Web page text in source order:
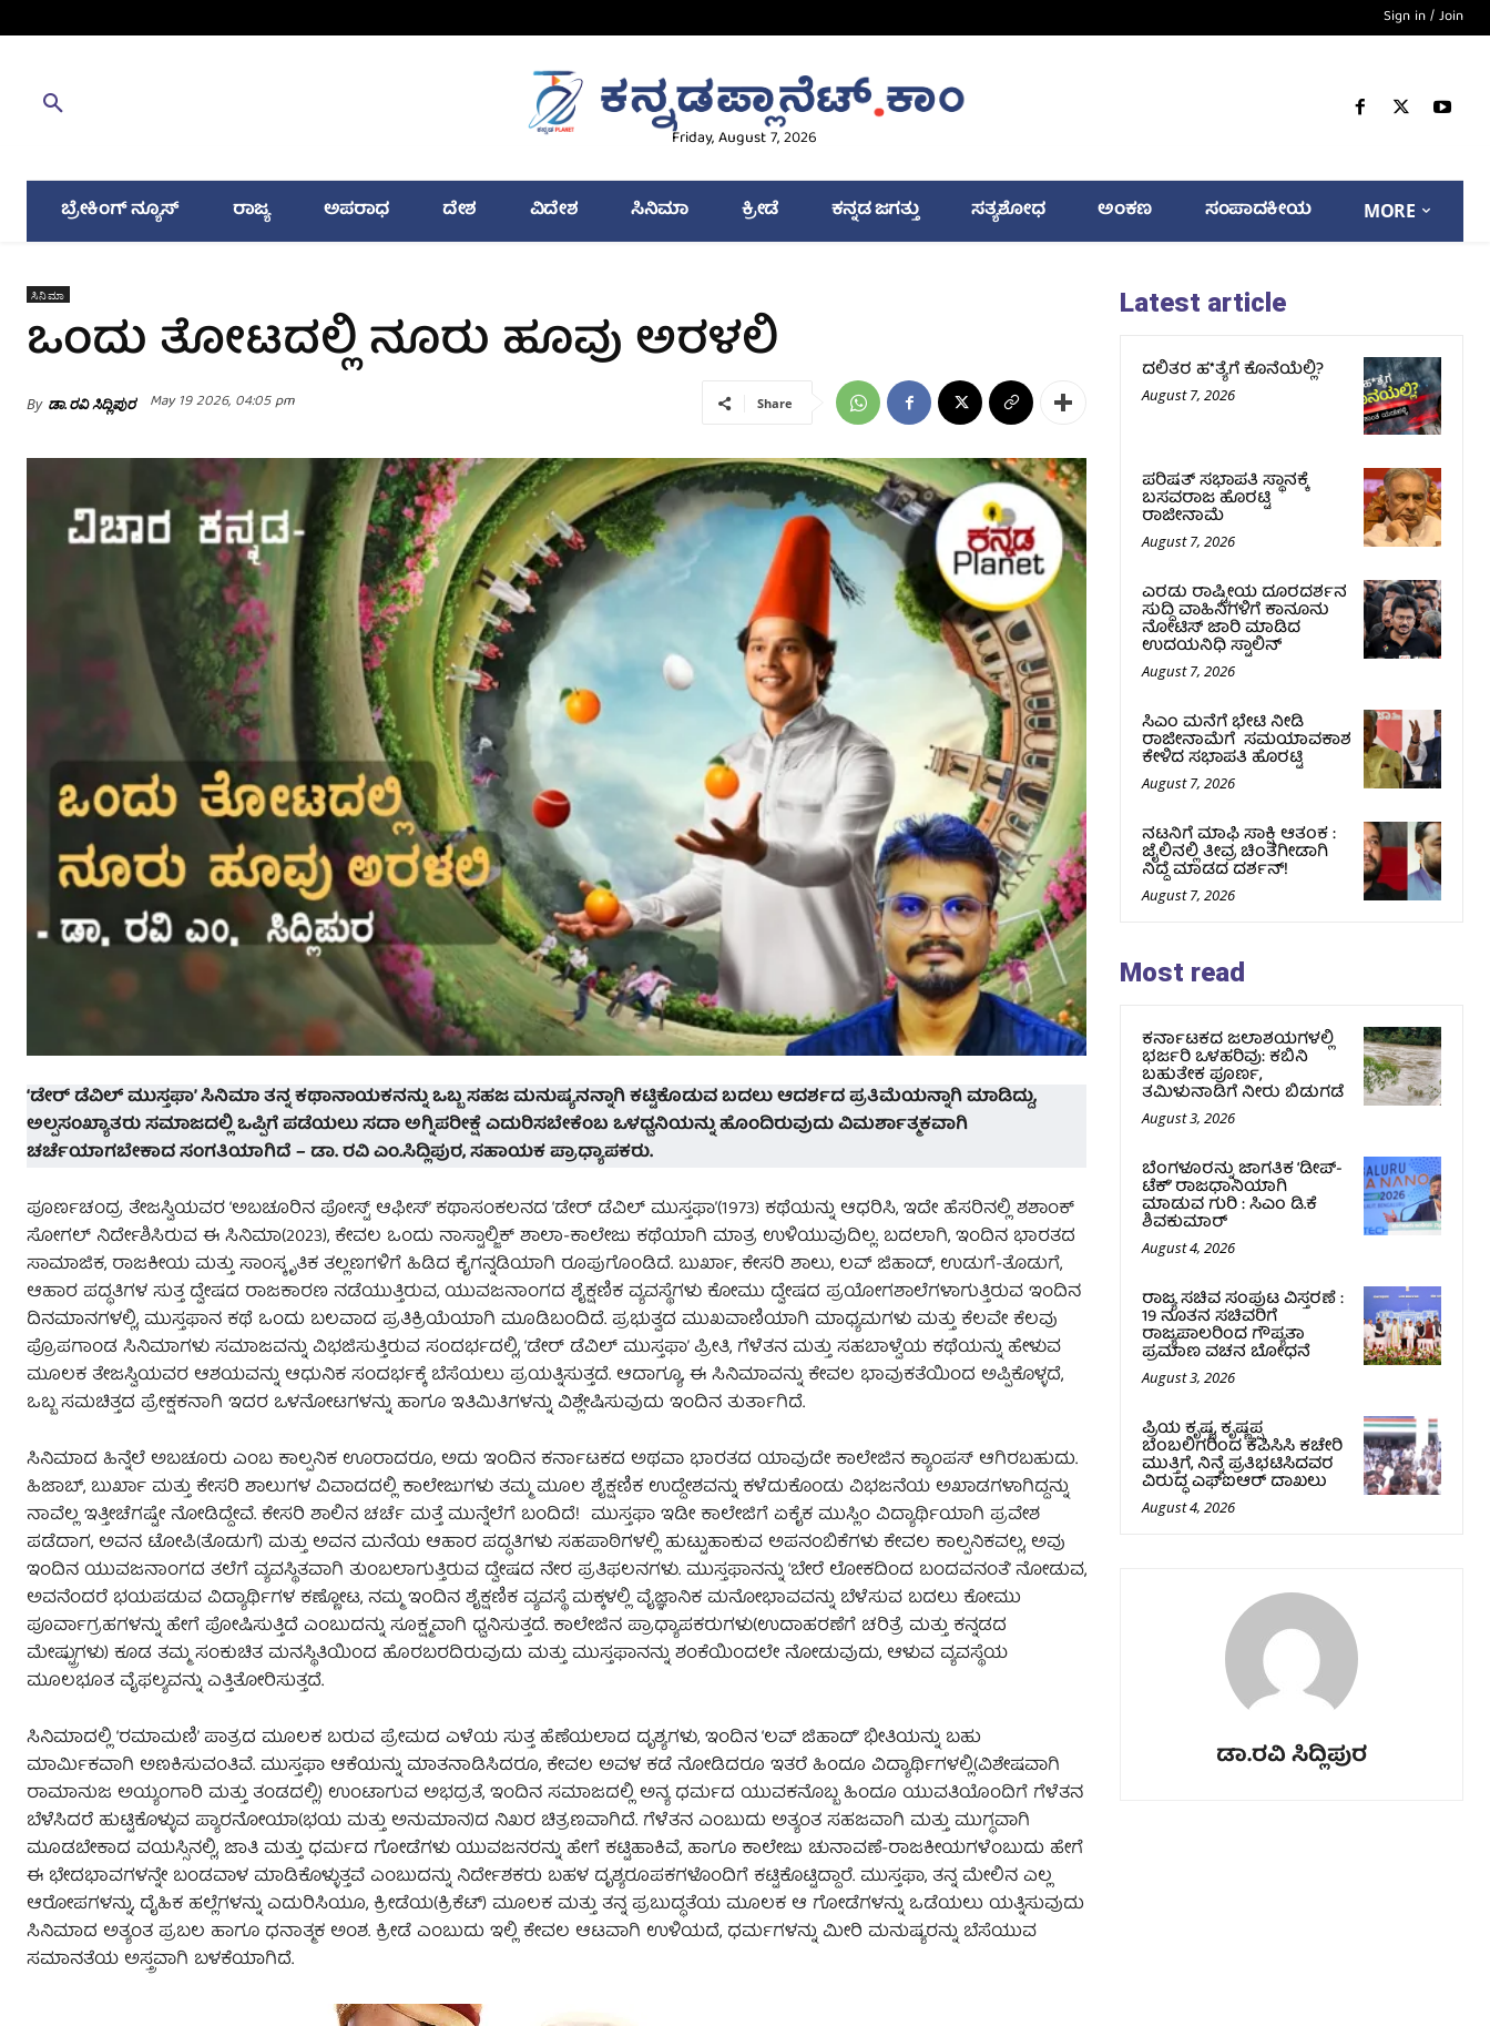
Sign in / Join
Friday, August 7, 2026
ಬ್ರೇಕಿಂಗ್ ನ್ಯೂಸ್ ರಾಜ್ಯ ಅಪರಾಧ ದೇಶ ವಿದೇಶ ಸಿನಿಮಾ ಕ್ರೀಡೆ ಕನ್ನಡ ಜಗತ್ತು ಸತ್ಯಶೋಧ ಅಂಕಣ ಸಂಪಾದಕೀಯ MORE
ಸಿನಿಮಾ
ಒಂದು ತೋಟದಲ್ಲಿ ನೂರು ಹೂವು ಅರಳಲಿ
By ಡಾ.ರವಿ ಸಿದ್ಲಿಪುರ May 19 2026, 04:05 pm Share
‘ಡೇರ್ ಡೆವಿಲ್ ಮುಸ್ತಫಾ’ ಸಿನಿಮಾ ತನ್ನ ಕಥಾನಾಯಕನನ್ನು ಒಬ್ಬ ಸಹಜ ಮನುಷ್ಯನನ್ನಾಗಿ ಕಟ್ಟಿಕೊಡುವ ಬದಲು ಆದರ್ಶದ ಪ್ರತಿಮೆಯನ್ನಾಗಿ ಮಾಡಿದ್ದು,
ಅಲ್ಪಸಂಖ್ಯಾತರು ಸಮಾಜದಲ್ಲಿ ಒಪ್ಪಿಗೆ ಪಡೆಯಲು ಸದಾ ಅಗ್ನಿಪರೀಕ್ಷೆ ಎದುರಿಸಬೇಕೆಂಬ ಒಳಧ್ವನಿಯನ್ನು ಹೊಂದಿರುವುದು ವಿಮರ್ಶಾತ್ಮಕವಾಗಿ
ಚರ್ಚೆಯಾಗಬೇಕಾದ ಸಂಗತಿಯಾಗಿದೆ – ಡಾ. ರವಿ ಎಂ.ಸಿದ್ಲಿಪುರ, ಸಹಾಯಕ ಪ್ರಾಧ್ಯಾಪಕರು.
ಪೂರ್ಣಚಂದ್ರ ತೇಜಸ್ವಿಯವರ ‘ಅಬಚೂರಿನ ಪೋಸ್ಟ್ ಆಫೀಸ್’ ಕಥಾಸಂಕಲನದ ‘ಡೇರ್ ಡೆವಿಲ್ ಮುಸ್ತಫಾ’(1973) ಕಥೆಯನ್ನು ಆಧರಿಸಿ, ಇದೇ ಹೆಸರಿನಲ್ಲಿ ಶಶಾಂಕ್
ಸೋಗಲ್ ನಿರ್ದೇಶಿಸಿರುವ ಈ ಸಿನಿಮಾ(2023), ಕೇವಲ ಒಂದು ನಾಸ್ಟಾಲ್ಜಿಕ್ ಶಾಲಾ-ಕಾಲೇಜು ಕಥೆಯಾಗಿ ಮಾತ್ರ ಉಳಿಯುವುದಿಲ್ಲ. ಬದಲಾಗಿ, ಇಂದಿನ ಭಾರತದ
ಸಾಮಾಜಿಕ, ರಾಜಕೀಯ ಮತ್ತು ಸಾಂಸ್ಕೃತಿಕ ತಲ್ಲಣಗಳಿಗೆ ಹಿಡಿದ ಕೈಗನ್ನಡಿಯಾಗಿ ರೂಪುಗೊಂಡಿದೆ. ಬುರ್ಖಾ, ಕೇಸರಿ ಶಾಲು, ಲವ್ ಜಿಹಾದ್, ಉಡುಗೆ-ತೊಡುಗೆ,
ಆಹಾರ ಪದ್ಧತಿಗಳ ಸುತ್ತ ದ್ವೇಷದ ರಾಜಕಾರಣ ನಡೆಯುತ್ತಿರುವ, ಯುವಜನಾಂಗದ ಶೈಕ್ಷಣಿಕ ವ್ಯವಸ್ಥೆಗಳು ಕೋಮು ದ್ವೇಷದ ಪ್ರಯೋಗಶಾಲೆಗಳಾಗುತ್ತಿರುವ ಇಂದಿನ
ದಿನಮಾನಗಳಲ್ಲಿ, ಮುಸ್ತಫಾನ ಕಥೆ ಒಂದು ಬಲವಾದ ಪ್ರತಿಕ್ರಿಯೆಯಾಗಿ ಮೂಡಿಬಂದಿದೆ. ಪ್ರಭುತ್ವದ ಮುಖವಾಣಿಯಾಗಿ ಮಾಧ್ಯಮಗಳು ಮತ್ತು ಕೆಲವೇ ಕೆಲವು
ಪ್ರೊಪಗಾಂಡ ಸಿನಿಮಾಗಳು ಸಮಾಜವನ್ನು ವಿಭಜಿಸುತ್ತಿರುವ ಸಂದರ್ಭದಲ್ಲಿ, ‘ಡೇರ್ ಡೆವಿಲ್ ಮುಸ್ತಫಾ’ ಪ್ರೀತಿ, ಗೆಳೆತನ ಮತ್ತು ಸಹಬಾಳ್ವೆಯ ಕಥೆಯನ್ನು ಹೇಳುವ
ಮೂಲಕ ತೇಜಸ್ವಿಯವರ ಆಶಯವನ್ನು ಆಧುನಿಕ ಸಂದರ್ಭಕ್ಕೆ ಬೆಸೆಯಲು ಪ್ರಯತ್ನಿಸುತ್ತದೆ. ಆದಾಗ್ಯೂ, ಈ ಸಿನಿಮಾವನ್ನು ಕೇವಲ ಭಾವುಕತೆಯಿಂದ ಅಪ್ಪಿಕೊಳ್ಳದೆ,
ಒಬ್ಬ ಸಮಚಿತ್ತದ ಪ್ರೇಕ್ಷಕನಾಗಿ ಇದರ ಒಳನೋಟಗಳನ್ನು ಹಾಗೂ ಇತಿಮಿತಿಗಳನ್ನು ವಿಶ್ಲೇಷಿಸುವುದು ಇಂದಿನ ತುರ್ತಾಗಿದೆ.
ಸಿನಿಮಾದ ಹಿನ್ನೆಲೆ ಅಬಚೂರು ಎಂಬ ಕಾಲ್ಪನಿಕ ಊರಾದರೂ, ಅದು ಇಂದಿನ ಕರ್ನಾಟಕದ ಅಥವಾ ಭಾರತದ ಯಾವುದೇ ಕಾಲೇಜಿನ ಕ್ಯಾಂಪಸ್ ಆಗಿರಬಹುದು.
ಹಿಜಾಬ್, ಬುರ್ಖಾ ಮತ್ತು ಕೇಸರಿ ಶಾಲುಗಳ ವಿವಾದದಲ್ಲಿ ಕಾಲೇಜುಗಳು ತಮ್ಮ ಮೂಲ ಶೈಕ್ಷಣಿಕ ಉದ್ದೇಶವನ್ನು ಕಳೆದುಕೊಂಡು ವಿಭಜನೆಯ ಅಖಾಡಗಳಾಗಿದ್ದನ್ನು
ನಾವೆಲ್ಲ ಇತ್ತೀಚೆಗಷ್ಟೇ ನೋಡಿದ್ದೇವೆ. ಕೇಸರಿ ಶಾಲಿನ ಚರ್ಚೆ ಮತ್ತೆ ಮುನ್ನೆಲೆಗೆ ಬಂದಿದೆ! ಮುಸ್ತಫಾ ಇಡೀ ಕಾಲೇಜಿಗೆ ಏಕೈಕ ಮುಸ್ಲಿಂ ವಿದ್ಯಾರ್ಥಿಯಾಗಿ ಪ್ರವೇಶ
ಪಡೆದಾಗ, ಅವನ ಟೋಪಿ(ತೊಡುಗೆ) ಮತ್ತು ಅವನ ಮನೆಯ ಆಹಾರ ಪದ್ಧತಿಗಳು ಸಹಪಾಠಿಗಳಲ್ಲಿ ಹುಟ್ಟುಹಾಕುವ ಅಪನಂಬಿಕೆಗಳು ಕೇವಲ ಕಾಲ್ಪನಿಕವಲ್ಲ, ಅವು
ಇಂದಿನ ಯುವಜನಾಂಗದ ತಲೆಗೆ ವ್ಯವಸ್ಥಿತವಾಗಿ ತುಂಬಲಾಗುತ್ತಿರುವ ದ್ವೇಷದ ನೇರ ಪ್ರತಿಫಲನಗಳು. ಮುಸ್ತಫಾನನ್ನು ‘ಬೇರೆ ಲೋಕದಿಂದ ಬಂದವನಂತೆ’ ನೋಡುವ,
ಅವನೆಂದರೆ ಭಯಪಡುವ ವಿದ್ಯಾರ್ಥಿಗಳ ಕಣ್ಣೋಟ, ನಮ್ಮ ಇಂದಿನ ಶೈಕ್ಷಣಿಕ ವ್ಯವಸ್ಥೆ ಮಕ್ಕಳಲ್ಲಿ ವೈಜ್ಞಾನಿಕ ಮನೋಭಾವವನ್ನು ಬೆಳೆಸುವ ಬದಲು ಕೋಮು
ಪೂರ್ವಾಗ್ರಹಗಳನ್ನು ಹೇಗೆ ಪೋಷಿಸುತ್ತಿದೆ ಎಂಬುದನ್ನು ಸೂಕ್ಷ್ಮವಾಗಿ ಧ್ವನಿಸುತ್ತದೆ. ಕಾಲೇಜಿನ ಪ್ರಾಧ್ಯಾಪಕರುಗಳು(ಉದಾಹರಣೆಗೆ ಚರಿತ್ರೆ ಮತ್ತು ಕನ್ನಡದ
ಮೇಷ್ಟ್ರುಗಳು) ಕೂಡ ತಮ್ಮ ಸಂಕುಚಿತ ಮನಸ್ಥಿತಿಯಿಂದ ಹೊರಬರದಿರುವುದು ಮತ್ತು ಮುಸ್ತಫಾನನ್ನು ಶಂಕೆಯಿಂದಲೇ ನೋಡುವುದು, ಆಳುವ ವ್ಯವಸ್ಥೆಯ
ಮೂಲಭೂತ ವೈಫಲ್ಯವನ್ನು ಎತ್ತಿತೋರಿಸುತ್ತದೆ.
ಸಿನಿಮಾದಲ್ಲಿ ‘ರಮಾಮಣಿ’ ಪಾತ್ರದ ಮೂಲಕ ಬರುವ ಪ್ರೇಮದ ಎಳೆಯ ಸುತ್ತ ಹೆಣೆಯಲಾದ ದೃಶ್ಯಗಳು, ಇಂದಿನ ‘ಲವ್ ಜಿಹಾದ್’ ಭೀತಿಯನ್ನು ಬಹು
ಮಾರ್ಮಿಕವಾಗಿ ಅಣಕಿಸುವಂತಿವೆ. ಮುಸ್ತಫಾ ಆಕೆಯನ್ನು ಮಾತನಾಡಿಸಿದರೂ, ಕೇವಲ ಅವಳ ಕಡೆ ನೋಡಿದರೂ ಇತರೆ ಹಿಂದೂ ವಿದ್ಯಾರ್ಥಿಗಳಲ್ಲಿ(ವಿಶೇಷವಾಗಿ
ರಾಮಾನುಜ ಅಯ್ಯಂಗಾರಿ ಮತ್ತು ತಂಡದಲ್ಲಿ) ಉಂಟಾಗುವ ಅಭದ್ರತೆ, ಇಂದಿನ ಸಮಾಜದಲ್ಲಿ ಅನ್ಯ ಧರ್ಮದ ಯುವಕನೊಬ್ಬ ಹಿಂದೂ ಯುವತಿಯೊಂದಿಗೆ ಗೆಳೆತನ
ಬೆಳೆಸಿದರೆ ಹುಟ್ಟಿಕೊಳ್ಳುವ ಪ್ಯಾರನೋಯಾ(ಭಯ ಮತ್ತು ಅನುಮಾನ)ದ ನಿಖರ ಚಿತ್ರಣವಾಗಿದೆ. ಗೆಳೆತನ ಎಂಬುದು ಅತ್ಯಂತ ಸಹಜವಾಗಿ ಮತ್ತು ಮುಗ್ಧವಾಗಿ
ಮೂಡಬೇಕಾದ ವಯಸ್ಸಿನಲ್ಲಿ, ಜಾತಿ ಮತ್ತು ಧರ್ಮದ ಗೋಡೆಗಳು ಯುವಜನರನ್ನು ಹೇಗೆ ಕಟ್ಟಿಹಾಕಿವೆ, ಹಾಗೂ ಕಾಲೇಜು ಚುನಾವಣೆ-ರಾಜಕೀಯಗಳೆಂಬುದು ಹೇಗೆ
ಈ ಭೇದಭಾವಗಳನ್ನೇ ಬಂಡವಾಳ ಮಾಡಿಕೊಳ್ಳುತ್ತವೆ ಎಂಬುದನ್ನು ನಿರ್ದೇಶಕರು ಬಹಳ ದೃಶ್ಯರೂಪಕಗಳೊಂದಿಗೆ ಕಟ್ಟಿಕೊಟ್ಟಿದ್ದಾರೆ. ಮುಸ್ತಫಾ, ತನ್ನ ಮೇಲಿನ ಎಲ್ಲ
ಆರೋಪಗಳನ್ನು, ದೈಹಿಕ ಹಲ್ಲೆಗಳನ್ನು ಎದುರಿಸಿಯೂ, ಕ್ರೀಡೆಯ(ಕ್ರಿಕೆಟ್) ಮೂಲಕ ಮತ್ತು ತನ್ನ ಪ್ರಬುದ್ಧತೆಯ ಮೂಲಕ ಆ ಗೋಡೆಗಳನ್ನು ಒಡೆಯಲು ಯತ್ನಿಸುವುದು
ಸಿನಿಮಾದ ಅತ್ಯಂತ ಪ್ರಬಲ ಹಾಗೂ ಧನಾತ್ಮಕ ಅಂಶ. ಕ್ರೀಡೆ ಎಂಬುದು ಇಲ್ಲಿ ಕೇವಲ ಆಟವಾಗಿ ಉಳಿಯದೆ, ಧರ್ಮಗಳನ್ನು ಮೀರಿ ಮನುಷ್ಯರನ್ನು ಬೆಸೆಯುವ
ಸಮಾನತೆಯ ಅಸ್ತ್ರವಾಗಿ ಬಳಕೆಯಾಗಿದೆ.
Latest article
ದಲಿತರ ಹ*ತ್ಯೆಗೆ ಕೊನೆಯೆಲ್ಲಿ?
August 7, 2026
ಪರಿಷತ್‌ ಸಭಾಪತಿ ಸ್ಥಾನಕ್ಕೆ
ಬಸವರಾಜ ಹೊರಟ್ಟಿ
ರಾಜೀನಾಮೆ
August 7, 2026
ಎರಡು ರಾಷ್ಟ್ರೀಯ ದೂರದರ್ಶನ
ಸುದ್ದಿ ವಾಹಿನಿಗಳಿಗೆ ಕಾನೂನು
ನೋಟಿಸ್ ಜಾರಿ ಮಾಡಿದ
ಉದಯನಿಧಿ ಸ್ಟಾಲಿನ್
August 7, 2026
ಸಿಎಂ ಮನೆಗೆ ಭೇಟಿ ನೀಡಿ
ರಾಜೀನಾಮೆಗೆ ಸಮಯಾವಕಾಶ
ಕೇಳಿದ ಸಭಾಪತಿ ಹೊರಟ್ಟಿ
August 7, 2026
ನಟನಿಗೆ ಮಾಫಿ ಸಾಕ್ಷಿ ಆತಂಕ :
ಜೈಲಿನಲ್ಲಿ ತೀವ್ರ ಚಿಂತೆಗೀಡಾಗಿ
ನಿದ್ದೆ ಮಾಡದ ದರ್ಶನ್!
August 7, 2026
Most read
ಕರ್ನಾಟಕದ ಜಲಾಶಯಗಳಲ್ಲಿ
ಭರ್ಜರಿ ಒಳಹರಿವು: ಕಬಿನಿ
ಬಹುತೇಕ ಪೂರ್ಣ,
ತಮಿಳುನಾಡಿಗೆ ನೀರು ಬಿಡುಗಡೆ
August 3, 2026
ಬೆಂಗಳೂರನ್ನು ಜಾಗತಿಕ ‘ಡೀಪ್-
ಟೆಕ್’ ರಾಜಧಾನಿಯಾಗಿ
ಮಾಡುವ ಗುರಿ : ಸಿಎಂ ಡಿ.ಕೆ
ಶಿವಕುಮಾರ್
August 4, 2026
ರಾಜ್ಯ ಸಚಿವ ಸಂಪುಟ ವಿಸ್ತರಣೆ :
19 ನೂತನ ಸಚಿವರಿಗೆ
ರಾಜ್ಯಪಾಲರಿಂದ ಗೌಪ್ಯತಾ
ಪ್ರಮಾಣ ವಚನ ಬೋಧನೆ
August 3, 2026
ಪ್ರಿಯ ಕೃಷ್ಣ, ಕೃಷ್ಣಪ್ಪ
ಬೆಂಬಲಿಗರಿಂದ ಕೆಪಿಸಿಸಿ ಕಚೇರಿ
ಮುತ್ತಿಗೆ, ನಿನ್ನೆ ಪ್ರತಿಭಟಿಸಿದವರ
ವಿರುದ್ಧ ಎಫ್‌ಐಆರ್‌ ದಾಖಲು
August 4, 2026
ಡಾ.ರವಿ ಸಿದ್ಲಿಪುರ